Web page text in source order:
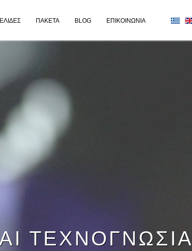
ΠΑΚΈΤΑ BLOG ΕΠΙΚΟΙΝΩΝΊΑ
ΤΕΧΝΟΓΝΩΣΙΑ